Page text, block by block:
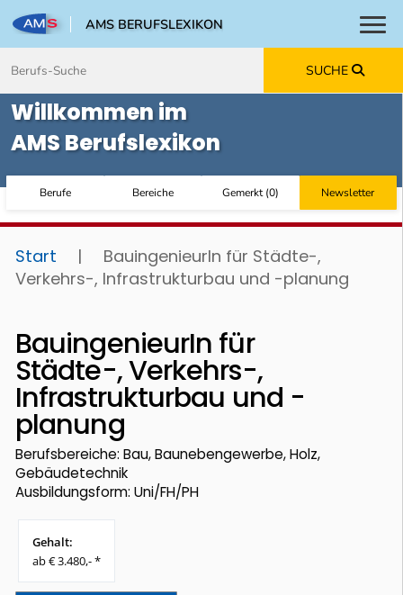
AMS BERUFSLEXIKON
SUCHE
Willkommen im
AMS Berufslexikon
Berufe Bereiche Gemerkt(0) Newsletter
Start |
BauingenieurIn für Städte-,
Verkehrs-, Infrastrukturbau und -planung
BauingenieurIn für
Städte-, Verkehrs-,
Infrastrukturbau und -
planung
Berufsbereiche: Bau, Baunebengewerbe, Holz,
Gebäudetechnik
Ausbildungsform: Uni/FH/PH
Gehalt:
ab € 3.480,- *